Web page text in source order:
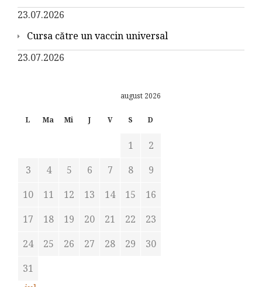
23.07.2026
Cursa către un vaccin universal
23.07.2026
august 2026
L Ma Mi J V S D
1
2
3
4 5 6 7 8
9
10
11 12 13 14 15
16
17
18 19 20 21 22
23
24
25 26 27 28 29
30
31